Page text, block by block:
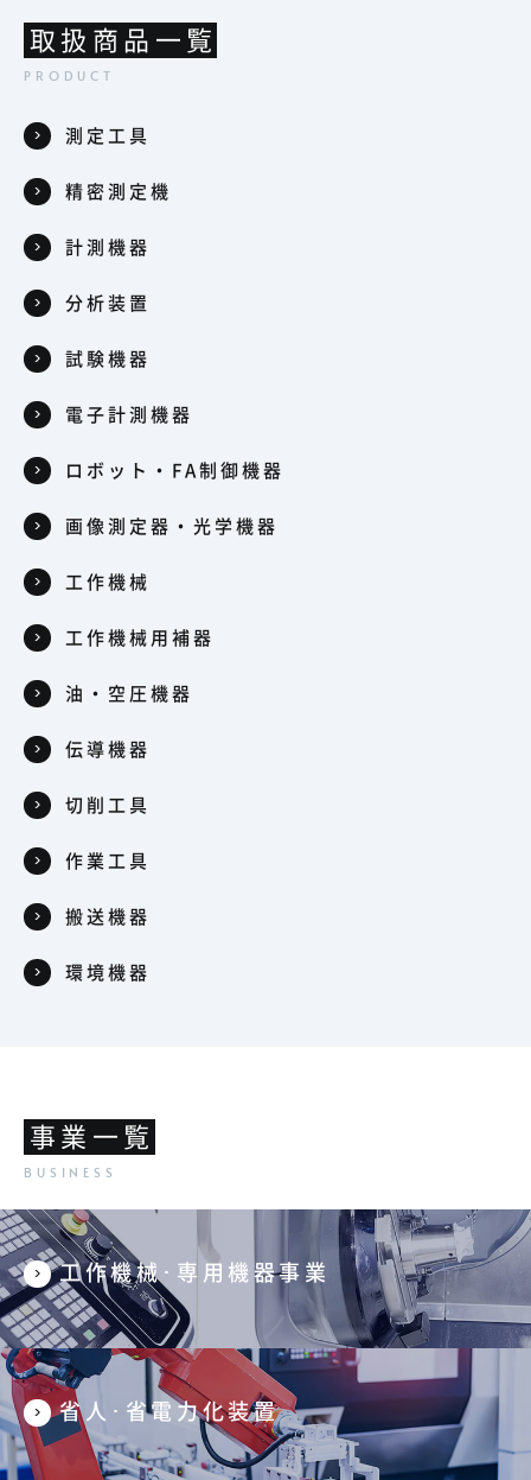
取扱商品一覧
測定工具
精密測定機
計測機器
分析装置
試験機器
電子計測機器
ロボット・FA制御機器
画像測定器・光学機器
工作機械
工作機械用補器
油・空圧機器
伝導機器
切削工具
作業工具
搬送機器
環境機器
事業一覧
工作機械･専用機器事業
省人･省電力化装置